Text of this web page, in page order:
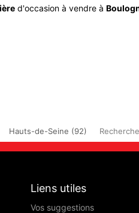
d'occasion à vendre à
Hauts-de-Seine (92)
Liens utiles
Vos suggestions